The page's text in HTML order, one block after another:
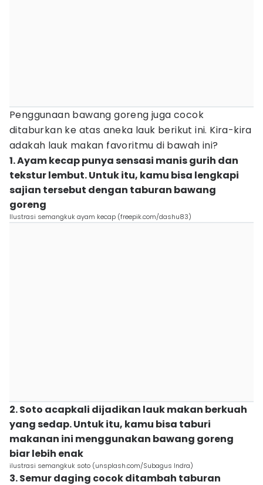
Penggunaan bawang goreng juga cocok
ditaburkan ke atas aneka lauk berikut ini. Kira-kira
adakah lauk makan favoritmu di bawah ini?
1. Ayam kecap punya sensasi manis gurih dan
tekstur lembut. Untuk itu, kamu bisa lengkapi
sajian tersebut dengan taburan bawang
goreng
Ilustrasi semangkuk ayam kecap (freepik.com/dashu83)
2. Soto acapkali dijadikan lauk makan berkuah
yang sedap. Untuk itu, kamu bisa taburi
makanan ini menggunakan bawang goreng
biar lebih enak
ilustrasi semangkuk soto (unsplash.com/Subagus Indra)
3. Semur daging cocok ditambah taburan